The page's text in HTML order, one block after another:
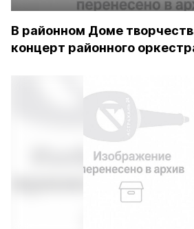
В районном Доме
концерт районного